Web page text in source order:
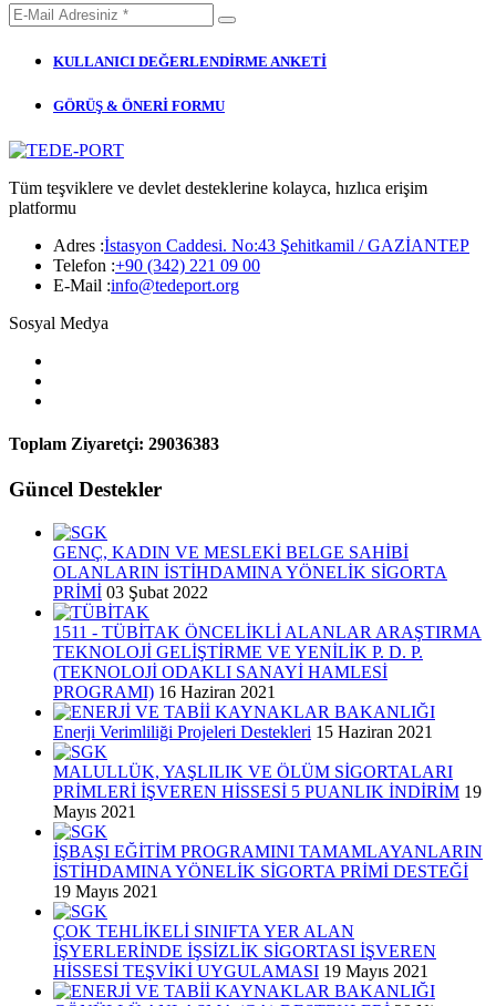
KULLANICI DEĞERLENDİRME ANKETİ
GÖRÜŞ & ÖNERİ FORMU
Tüm teşviklere ve devlet desteklerine kolayca, hızlıca erişim
platformu
Adres :İstasyon Caddesi. No:43 Şehitkamil / GAZİANTEP
Telefon :+90 (342) 221 09 00
E-Mail :info@tedeport.org
Sosyal Medya
Toplam Ziyaretçi: 29036383
Güncel Destekler
GENÇ, KADIN VE MESLEKİ BELGE SAHİBİ
OLANLARIN İSTİHDAMINA YÖNELİK SİGORTA
PRİMİ 03 Şubat 2022
1511 - TÜBİTAK ÖNCELİKLİ ALANLAR ARAŞTIRMA
TEKNOLOJİ GELİŞTİRME VE YENİLİK P. D. P.
(TEKNOLOJİ ODAKLI SANAYİ HAMLESİ
PROGRAMI) 16 Haziran 2021
Enerji Verimliliği Projeleri Destekleri 15 Haziran 2021
MALULLÜK, YAŞLILIK VE ÖLÜM SİGORTALARI
PRİMLERİ İŞVEREN HİSSESİ 5 PUANLIK İNDİRİM 19
Mayıs 2021
İŞBAŞI EĞİTİM PROGRAMINI TAMAMLAYANLARIN
İSTİHDAMINA YÖNELİK SİGORTA PRİMİ DESTEĞİ
19 Mayıs 2021
ÇOK TEHLİKELİ SINIFTA YER ALAN
İŞYERLERİNDE İŞSİZLİK SİGORTASI İŞVEREN
HİSSESİ TEŞVİKİ UYGULAMASI 19 Mayıs 2021